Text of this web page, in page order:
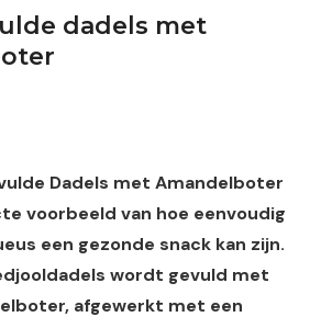
dadels met
Dadels met Amandelboter
voorbeeld van hoe eenvoudig
een gezonde snack kan zijn.
wordt gevuld met
afgewerkt met een